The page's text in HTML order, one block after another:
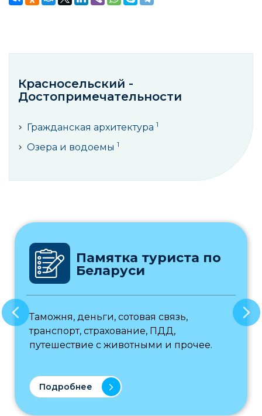
Красносельский -
Достопримечательности
Гражданская архитектура 1
Озера и водоемы 1
Памятка туриста по
Беларуси
Таможня, деньги, сотовая связь,
транспорт, страхование, ПДД,
путешествие с животными и прочее.
Подробнее